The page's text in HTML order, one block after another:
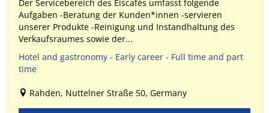
Der Servicebereich des Eiscafés umfasst folgende
Aufgaben -Beratung der Kunden*innen -servieren
unserer Produkte -Reinigung und Instandhaltung des
Verkaufsraumes sowie der...
Hotel and gastronomy - Early career - Full time and part
time
Rahden, Nuttelner Straße 50, Germany